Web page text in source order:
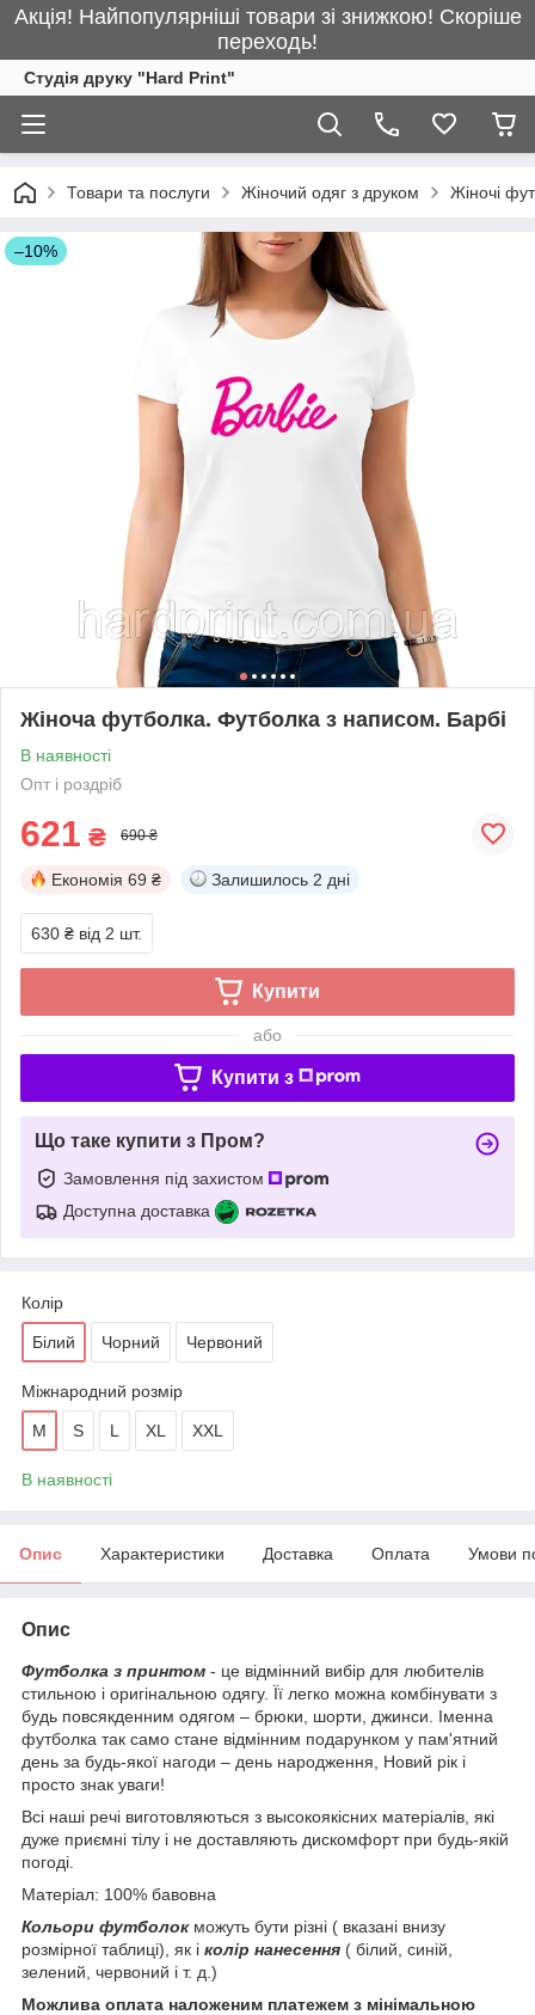
Акція! Найпопулярніші товари зі знижкою! Скоріше
переходь!
Студія друку "Hard Print"
Товари та послуги Жіночий одяг з друком Жіночі
–10%
Жіноча футболка. Футболка з написом. Барбі
В наявності
Опт і роздріб
621 ₴ 690 ₴
Економія 69 ₴ Залишилось 2 дні
630 ₴ від 2 шт.
Купити
або
Купити з
Що таке купити з Пром?
Замовлення під захистом
Доступна доставка
Колір
Білий Чорний Червоний
Міжнародний розмір
M S L XL XXL
В наявності
Опис Характеристики Доставка Оплата Умови
Опис
Футболка з принтом - це відмінний вибір для любителів
стильною і оригінальною одягу. Її легко можна комбінувати з
будь повсякденним одягом – брюки, шорти, джинси. Іменна
футболка так само стане відмінним подарунком у пам'ятний
день за будь-якої нагоди – день народження, Новий рік і
просто знак уваги!
Всі наші речі виготовляються з высокоякісних матеріалів, які
дуже приємні тілу і не доставляють дискомфорт при будь-якій
погоді.
Матеріал: 100% бавовна
Кольори футболокможуть бути різні ( вказані внизу
розмірної таблиці), як і колір нанесення ( білий, синій,
зелений, червоний і т. д.)
Можлива оплата наложеним платежем з мінімальною